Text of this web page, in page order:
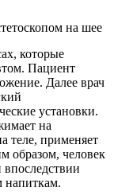
которые
Пациент
Далее врач
установки.
на
теле, применяет
образом, человек
напиткам.